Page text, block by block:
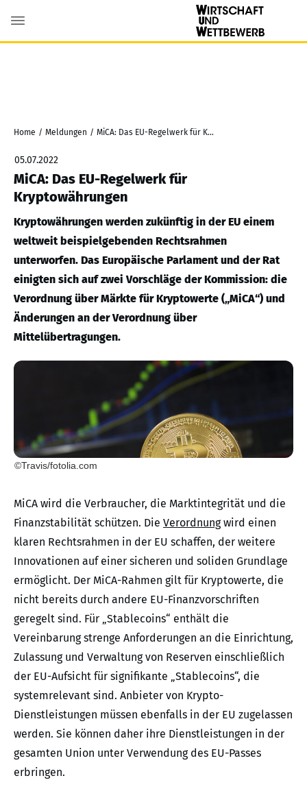
Home / Meldungen / MiCA: Das EU-Regelwerk für Kryptowährungen
05.07.2022
MiCA: Das EU-Regelwerk für
Kryptowährungen
Kryptowährungen werden zukünftig in der EU einem
weltweit beispielgebenden Rechtsrahmen
unterworfen. Das Europäische Parlament und der Rat
einigten sich auf zwei Vorschläge der Kommission: die
Verordnung über Märkte für Kryptowerte („MiCA“) und
Änderungen an der Verordnung über
Mittelübertragungen.
©Travis/fotolia.com
MiCA wird die Verbraucher, die Marktintegrität und die
Finanzstabilität schützen. Die Verordnungwird einen
klaren Rechtsrahmen in der EU schaffen, der weitere
Innovationen auf einer sicheren und soliden Grundlage
ermöglicht. Der MiCA-Rahmen gilt für Kryptowerte, die
nicht bereits durch andere EU-Finanzvorschriften
geregelt sind. Für „Stablecoins“ enthält die
Vereinbarung strenge Anforderungen an die Einrichtung,
Zulassung und Verwaltung von Reserven einschließlich
der EU-Aufsicht für signifikante „Stablecoins“, die
systemrelevant sind. Anbieter von Krypto-
Dienstleistungen müssen ebenfalls in der EU zugelassen
werden. Sie können daher ihre Dienstleistungen in der
gesamten Union unter Verwendung des EU-Passes
erbringen.